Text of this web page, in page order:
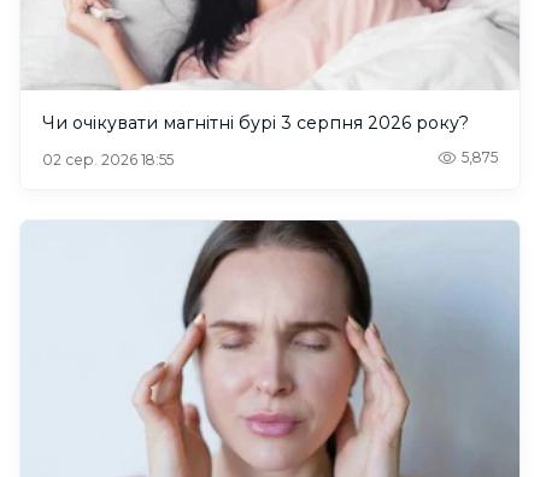
Чи очікувати магнітні бурі 3 серпня 2026 року?
02 сер. 2026 18:55 5,875